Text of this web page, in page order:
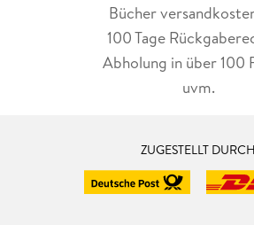
Bücher
100 Tage
Abholung in über 100
uvm.
ZUGESTELLT DURCH